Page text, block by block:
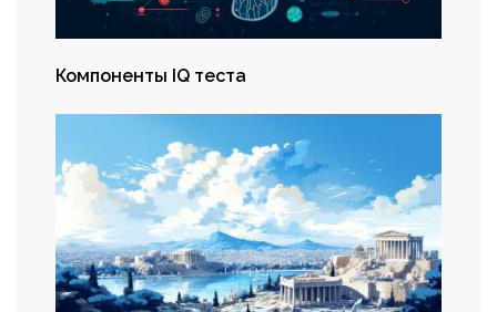
Компоненты IQ теста